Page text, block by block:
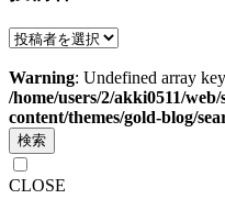
Warning: Undefined array
/home/users/2/akki0511/
content/themes/gold-blog/
検索
CLOSE